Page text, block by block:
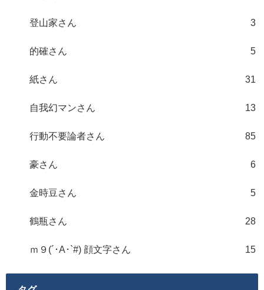
登山家さん 3
的確さん 5
紙さん 31
自我幻マンさん 13
行動不要論者さん 85
豪さん 6
金時豆さん 5
鶴瓶さん 28
ｍ９(´･A･`#) 顔文字さん 15